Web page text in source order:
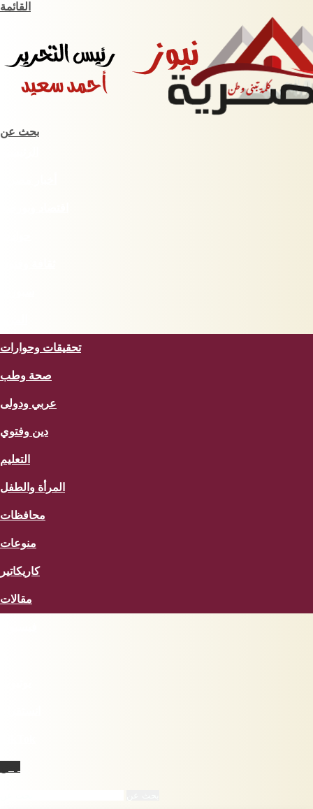
القائمة
بحث عن
تحقيقات وحوارات
صحة وطب
عربي ودولى
دين وفتوي
التعليم
المرأة والطفل
محافظات
منوعات
كاريكاتير
مقالات